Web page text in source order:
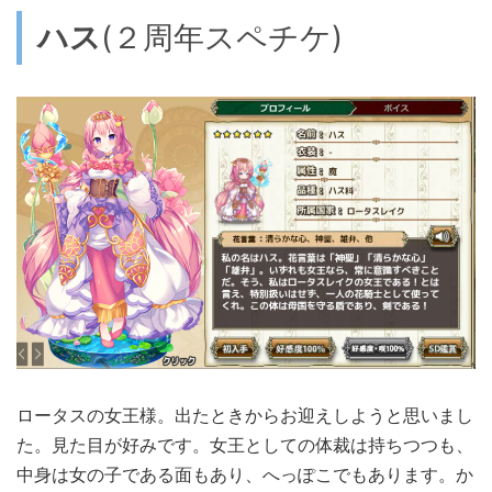
ハス(２周年スペチケ)
ロータスの女王様。出たときからお迎えしようと思いまし
た。見た目が好みです。女王としての体裁は持ちつつも、
中身は女の子である面もあり、へっぽこでもあります。か